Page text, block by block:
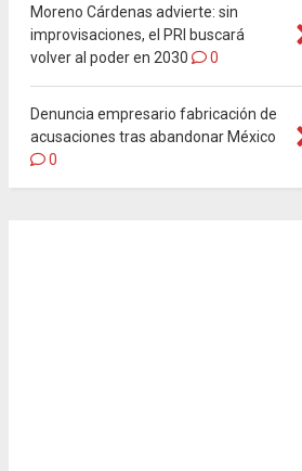
Moreno Cárdenas advierte: sin
improvisaciones, el PRI buscará
volver al poder en 2030
0
Denuncia empresario fabricación de
acusaciones tras abandonar México
0